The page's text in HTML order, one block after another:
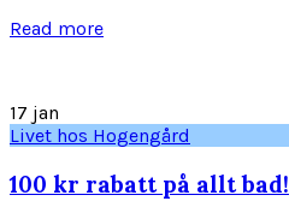
Read more
17 jan
Livet hos Hogengård
100 kr rabatt på allt bad!